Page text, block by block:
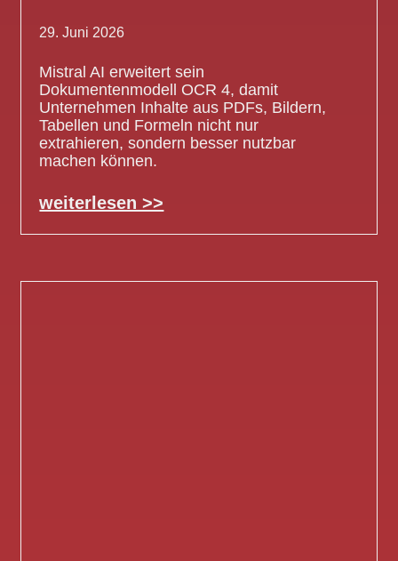
29. Juni 2026
Mistral AI erweitert sein
Dokumentenmodell OCR 4, damit
Unternehmen Inhalte aus PDFs, Bildern,
Tabellen und Formeln nicht nur
extrahieren, sondern besser nutzbar
machen können.
weiterlesen >>